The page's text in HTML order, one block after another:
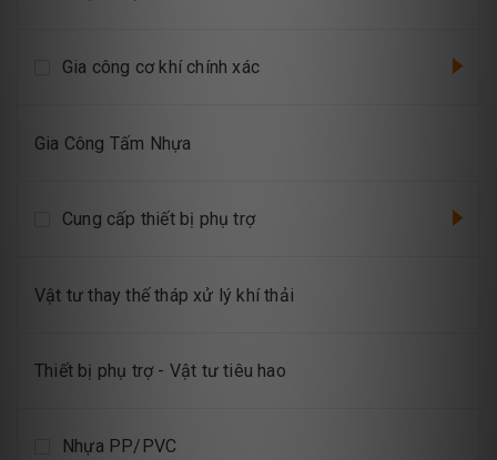
Gia công cơ khí chính xác
Gia Công Tấm Nhựa
Cung cấp thiết bị phụ trợ
Vật tư thay thế tháp xử lý khí thải
Thiết bị phụ trợ - Vật tư tiêu hao
Nhựa PP/PVC